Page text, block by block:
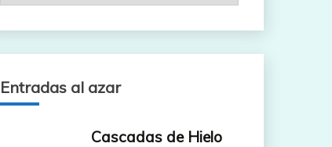
Entradas al azar
Cascadas de Hielo